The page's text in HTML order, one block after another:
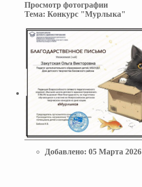
Просмотр фотографии
Тема: Конкурс "Мурлыка"
Добавлено: 05 Марта 2026